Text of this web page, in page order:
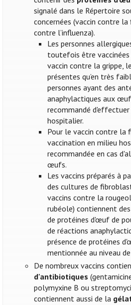
signalé dans le Répertoire
concernées (vaccin contre la
contre l’influenza).
Les personnes
toutefois être
vaccin contre la grippe,
présentes qu’en très
personnes ayant des
anaphylactiques aux
recommandé
hospitalier.
Pour le vaccin contre la
vaccination en milieu
recommandée en cas
œufs.
Les vaccins préparés à
des cultures de
vaccins contre la
rubéole) contiennent
de protéines d'œuf de
de réactions
présence de protéines
mentionnée au niveau
De nombreux vaccins
d'antibiotiques
polymyxine B ou
contiennent aussi de la